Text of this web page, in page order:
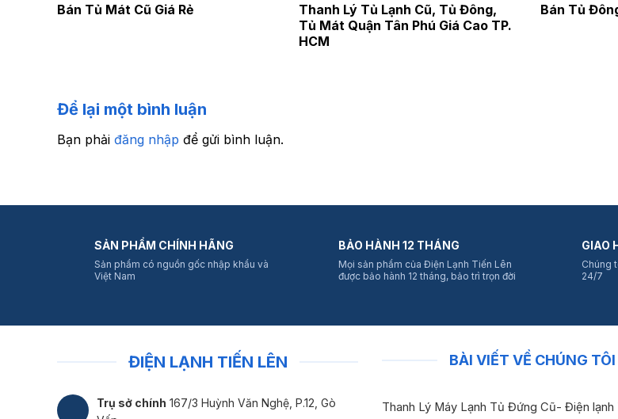
Bán Tủ Mát Cũ Giá Rẻ
Thanh Lý Tủ Lạnh Cũ, Tủ Đông,
Tủ Mát Quận Tân Phú Giá Cao TP.
HCM
Bán Tủ
Để lại một bình luận
Bạn phải đăng nhập để gửi bình luận.
SẢN PHẨM CHÍNH HÃNG
Sản phẩm có nguồn gốc nhập khẩu và
Việt Nam
BẢO HÀNH 12 THÁNG
Mọi sản phẩm của Điện Lạnh Tiến Lên
được bảo hành 12 tháng, bảo trì trọn đời
GIAO
Chúng
24/7
ĐIỆN LẠNH TIẾN LÊN
Trụ sở chính 167/3 Huỳnh Văn Nghệ, P.12, Gò
BÀI VIẾT VỀ CHÚNG TÔI
Thanh Lý Máy Lạnh Tủ Đứng Cũ- Điện lạnh